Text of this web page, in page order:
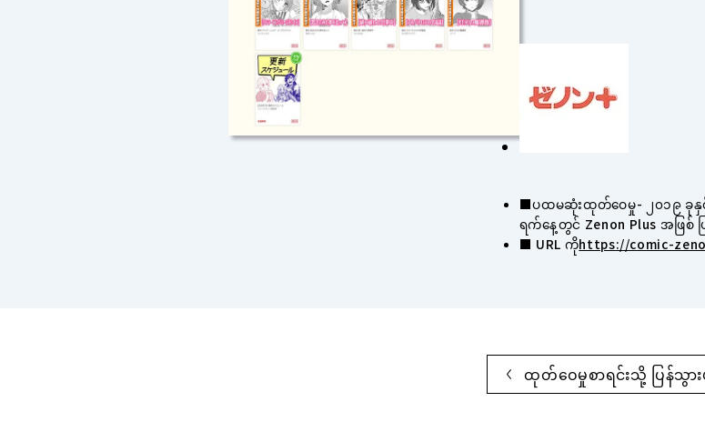
■ပထမဆုံးထုတ်ဝေမှု- ၂၀၁၉ ခုနှ
ရက်နေ့တွင် Zenon Plus အဖြ
■ URL ကိုhttps://comic-
ထုတ်ဝေမှုစာရင်းသို့ ပြန်သွား